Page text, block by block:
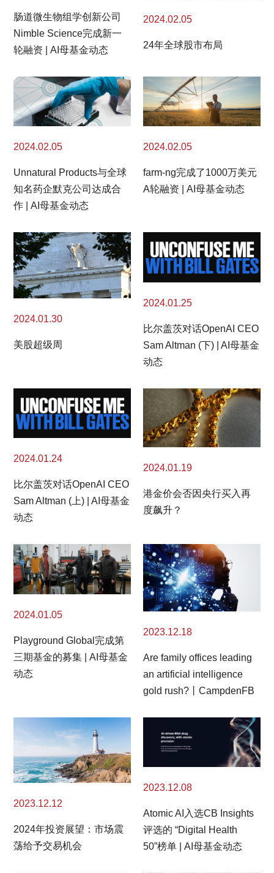
肠道微生物组学创新公司
Nimble Science完成新一
轮融资 | AI母基金动态
2024.02.05
24年全球股市布局
2024.02.05
Unnatural Products与全球
知名药企默克公司达成合
作 | AI母基金动态
2024.02.05
farm-ng完成了1000万美元
A轮融资 | AI母基金动态
2024.01.30
美股超级周
2024.01.25
比尔盖茨对话OpenAI CEO
Sam Altman (下) | AI母基金
动态
2024.01.24
比尔盖茨对话OpenAI CEO
Sam Altman (上) | AI母基金
动态
2024.01.19
港金价会否因央行买入再
度飙升？
2024.01.05
Playground Global完成第
三期基金的募集 | AI母基金
动态
2023.12.18
Are family offices leading
an artificial intelligence
gold rush?丨CampdenFB
2023.12.12
2024年投资展望：市场震
荡给予交易机会
2023.12.08
Atomic AI入选CB Insights
评选的 “Digital Health
50”榜单 | AI母基金动态